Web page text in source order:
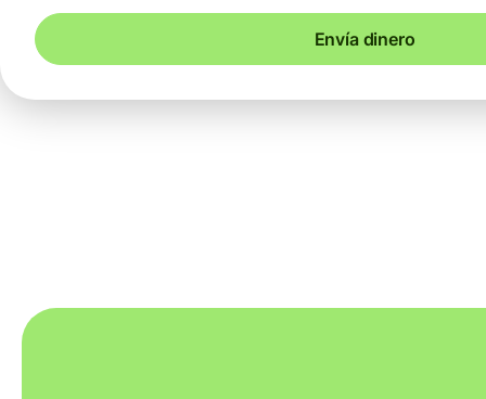
Envía dinero